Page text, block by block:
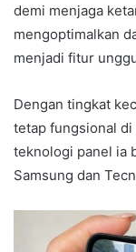
demi menjaga
mengoptimalkan
menjadi fitur
Dengan tingkat
tetap fungsional di
teknologi panel ia
Samsung dan